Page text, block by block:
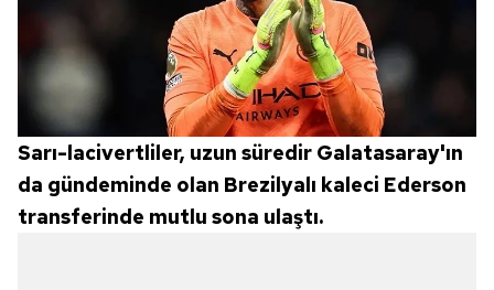
Sarı-lacivertliler, uzun süredir Galatasaray'ın
da gündeminde olan Brezilyalı kaleci Ederson
transferinde mutlu sona ulaştı.